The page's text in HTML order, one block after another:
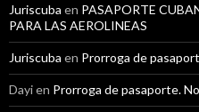
Juriscuba en PASAPORTE
PARA LAS AEROLINEAS
Juriscuba en Prorroga de
Dayien Prorroga de pasaporte.